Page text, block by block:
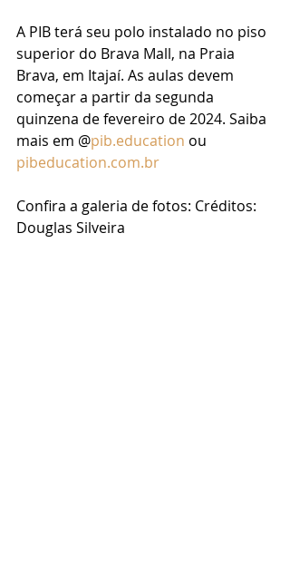
A PIB terá seu polo instalado no piso
superior do Brava Mall, na Praia
Brava, em Itajaí. As aulas devem
começar a partir da segunda
quinzena de fevereiro de 2024. Saiba
mais em @pib.education ou
pibeducation.com.br
Confira a galeria de fotos: Créditos:
Douglas Silveira